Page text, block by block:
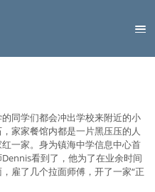
同学们都会冲出学校来附近的小
家家餐馆内都是一片黑压压的人
一家。身为镇海中学信息中心首
看到了，他为了在业余时间
雇了几个拉面师傅，开了一家“正